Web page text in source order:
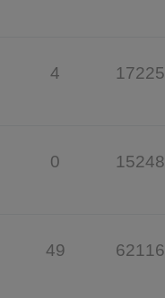
4 17225
0 15248
49 62116